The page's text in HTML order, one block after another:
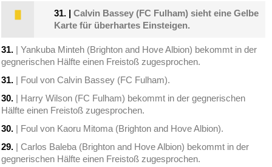
31. |Calvin Bassey (FC Fulham) sieht eine Gelbe
Karte für überhartes Einsteigen.
31. | Yankuba Minteh (Brighton and Hove Albion) bekommt in der
gegnerischen Hälfte einen Freistoß zugesprochen.
31. | Foul von Calvin Bassey (FC Fulham).
30. | Harry Wilson (FC Fulham) bekommt in der gegnerischen
Hälfte einen Freistoß zugesprochen.
30. | Foul von Kaoru Mitoma (Brighton and Hove Albion).
29. | Carlos Baleba (Brighton and Hove Albion) bekommt in der
gegnerischen Hälfte einen Freistoß zugesprochen.